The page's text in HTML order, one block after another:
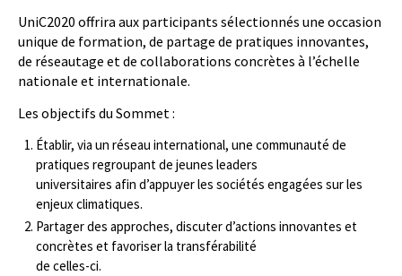
UniC2020 offrira aux participants sélectionnés une occasion
unique de formation, de partage de pratiques innovantes,
de réseautage et de collaborations concrètes à l’échelle
nationale et internationale.
Les objectifs du Sommet :
Établir, via un réseau international, une communauté de
pratiques regroupant de jeunes leaders
universitaires afin d’appuyer les sociétés engagées sur les
enjeux climatiques.
Partager des approches, discuter d’actions innovantes et
concrètes et favoriser la transférabilité
de celles-­ci.